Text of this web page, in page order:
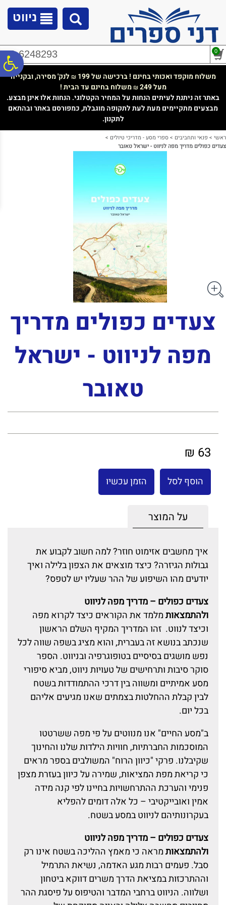
נגישות
ניווט
02-6248293 0
משלוח מוקפד ואכותי בחינם ! ברכישה של 199 ₪ לנק' מסירה, ובקנייה
מעל 249
₪משלוח בחינם עד הבית !
באתר זה ניתנת לעיתים הנחות על המחיר הקטלוגי. הנחות אלו אינן מבצע.
מבצעים מתקיימים מעת לעת לתקופה מוגבלת, כמפורסם באתר ובהתאם
לתקנון.
ראשי > פנאי ותחביבים >ספרי מסע - מדריכי טיולים >
צעדים כפולים מדריך מפה לניווט - ישראל טאובר
צעדים כפולים מדריך
מפה לניווט - ישראל
טאובר
63 ₪
הוסף לסל הזמן עכשיו
על המוצר
איך מחשבים אזימוט חוזר? למה חשוב לקבוע את
גבולות הגיזרה? כיצד מוצאים את הצפון בלילה ואיך
יודעים מהו השיפוע של ההר שעליו יש לטפס?
צעדים כפולים – מדריך מפה לניווט
ולהתמצאותמלמד את הקוראים כיצד לקרוא מפה
וכיצד לנווט. זהו המדריך המקיף השלם הראשון
שנכתב בנושא זה בעברית, והוא מציג בשפה שווה לכל
נפש מושגים בסיסיים בטופוגרפיה ובניווט. הספר
סוקר סיבות ותרחישים של טעויות ניווט, מביא סיפורי
מסע אמיתיים ומשווה בין דרכי ההתמודדות בשטח
לבין קבלת ההחלטות בצמתים שאנו מגיעים אליהם
בכל יום.
ב"מסע החיים" אנו מנווטים על פי מפה ששרטטו
המוסכמות החברתיות, חוויות הילדות שלנו והחינוך
שקיבלנו. פרקי "כיוון הרוח" המשולבים בספר מראים
כי קריאת מפת המציאות, שמירה על כיוון בעזרת מצפן
פנימי והערכת ההתרחשויות בחיינו לפי קנה מידה
אמין ואובייקטיבי – כל אלה דומים להפליא
בעקרונותיהם לניווט במסע בשטח.
צעדים כפולים – מדריך מפה לניווט
ולהתמצאותמראה כי מאמץ ההליכה בשטח אינו רק
סבל. פעמים רבות מגע האדמה, נשיאת התרמיל
וההתרכזות במציאת הדרך משרים דווקא ביטחון
ושלווה. הניווט ברחבי המדבר והטיפוס על פיסגת ההר